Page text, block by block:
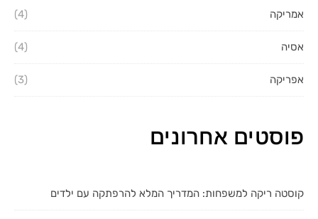
אמריקה (4)
אסיה (4)
אפריקה (3)
פוסטים אחרונים
קוסטה ריקה למשפחות: המדריך המלא להרפתקה עם ילדים